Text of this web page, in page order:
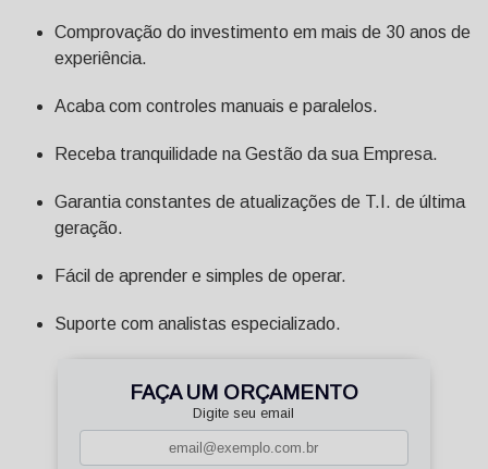
Comprovação do investimento em mais de 30 anos de
experiência.
Acaba com controles manuais e paralelos.
Receba tranquilidade na Gestão da sua Empresa.
Garantia constantes de atualizações de T.I. de última
geração.
Fácil de aprender e simples de operar.
Suporte com analistas especializado.
FAÇA UM ORÇAMENTO
Digite seu email